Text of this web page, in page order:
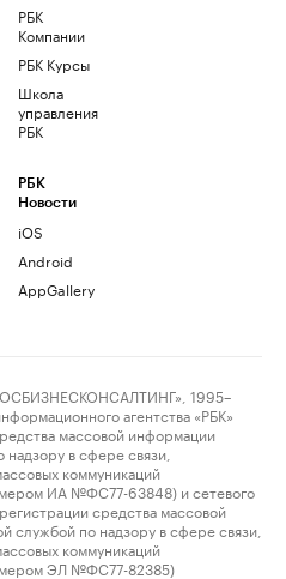
РБК
Компании
РБК Курсы
Школа
управления
РБК
РБК
Новости
iOS
Android
AppGallery
1995–
агентства «РБК»
массовой информации
в сфере связи,
коммуникаций
ИА №ФС77-63848) и сетевого
средства массовой
службой по надзору в сфере связи,
коммуникаций
ЭЛ №ФС77-82385)